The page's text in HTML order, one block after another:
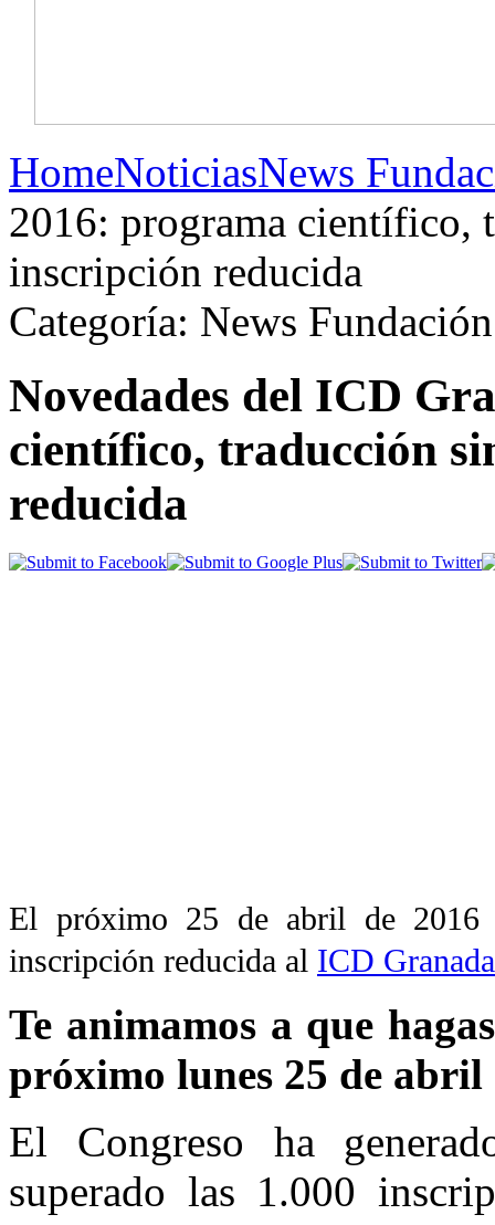
HomeNoticiasNews
2016: programa científico,
inscripción reducida
Categoría: News Fundación
Novedades del ICD
científico, traducción
reducida
El próximo 25 de abril de 2016
inscripción reducida al ICD
Te animamos a que
próximo lunes 25 de abril
El Congreso ha
superado las 1.000